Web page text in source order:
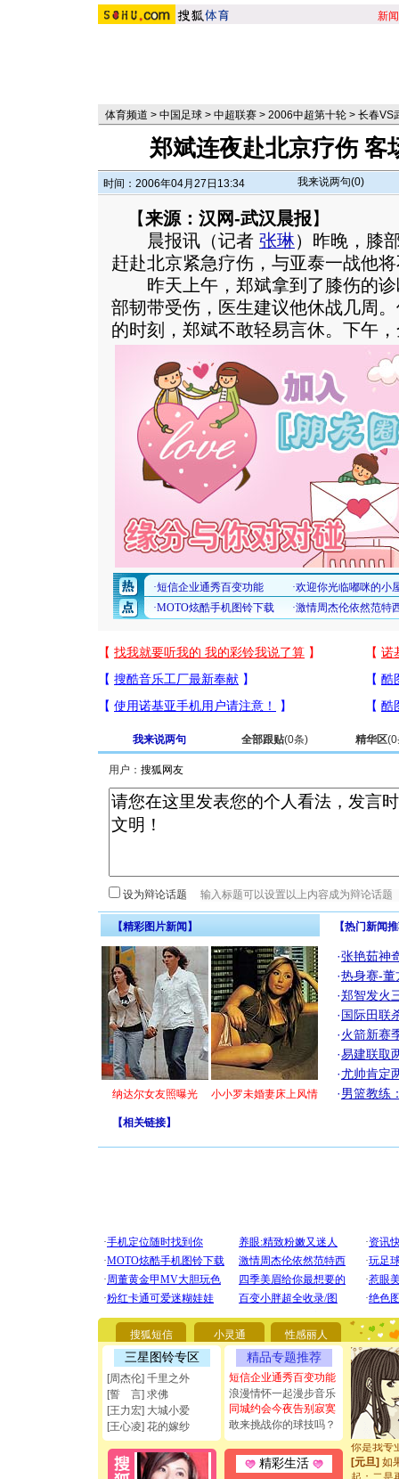
新闻
体育频道 > 中国足球 > 中超联赛 > 2006中超第十轮 > 长春VS
郑斌连夜赴北京疗伤 客
时间：2006年04月27日13:34 我来说两句(0)
【来源：汉网-武汉晨报】
晨报讯（记者 张琳）昨晚，膝
赶赴北京紧急疗伤，与亚泰一战他
昨天上午，郑斌拿到了膝伤的诊
部韧带受伤，医生建议他休战几周
的时刻，郑斌不敢轻易言休。 下午
我来说两句 全部跟贴(0条) 精华区(0
用户：
设为辩论话题
【精彩图片新闻】
纳达尔女友照曝光 小小罗未婚妻床上风情
【热门新闻
·张艳茹神
·热身赛-董
·郑智发火
·国际田联
·火箭新赛
·易建联取
·尤帅肯定
·男篮教练
【相关链接】
搜狐短信 小灵通 性感丽人
三星图铃专区
[周杰伦] 千里之外
[誓 言] 求佛
[王力宏] 大城小爱
[王心凌] 花的嫁纱
精品专题推荐
短信企业通秀百变功能
浪漫情怀一起漫步音乐
同城约会今夜告别寂寞
敢来挑战你的球技吗？
精彩生活
[圣诞节]
你太多
要平安！
[圣诞节]
能正大光
都要快乐
[圣诞节]
如意,快
[元旦]看
断电。爱
你是我专
[元旦] 如
起；二是